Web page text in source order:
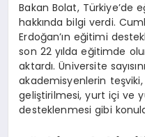
Bakan Bolat, Türkiye’de
hakkında bilgi verdi.
Erdoğan’ın eğitimi
son 22 yılda eğitimde
aktardı. Üniversite
akademisyenlerin teşviki,
geliştirilmesi, yurt içi ve
desteklenmesi gibi